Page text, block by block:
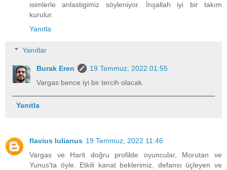
isimlerle anlastigimiz söyleniyor. İnşallah iyi bir takım
kurulur.
Yanıtla
Yanıtlar
Burak Eren
19 Temmuz, 2022 01:55
Vargas bence iyi bir tercih olacak.
Yanıtla
flavius lulianus 19 Temmuz, 2022 11:46
Vargas ve Harit doğru profilde oyuncular, Morutan ve
Yunus'ta öyle. Etkili kanat beklerimiz, defansı üçleyen ve